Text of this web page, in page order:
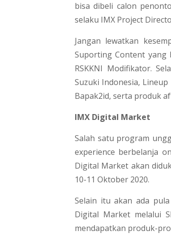
bisa dibeli calon
selaku IMX Project
Jangan lewatkan
Suporting Content yang
RSKKNI Modifikator.
Suzuki Indonesia,
Bapak2id, serta produk
IMX Digital Market
Salah satu program
experience berbelanja
Digital Market akan
10-11 Oktober 2020.
Selain itu akan ada
Digital Market melalui
mendapatkan produk-